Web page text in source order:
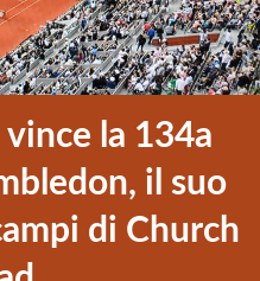
la 134a
il suo
di Church